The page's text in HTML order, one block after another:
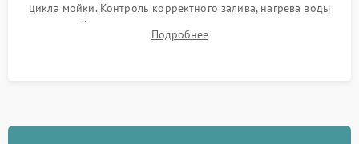
цикла мойки. Контроль корректного залива, нагрева воды
до нужной температуры, отсутствия посторонних шумов,
штатного слива и абсолютной сухости в поддоне.
Подробнее